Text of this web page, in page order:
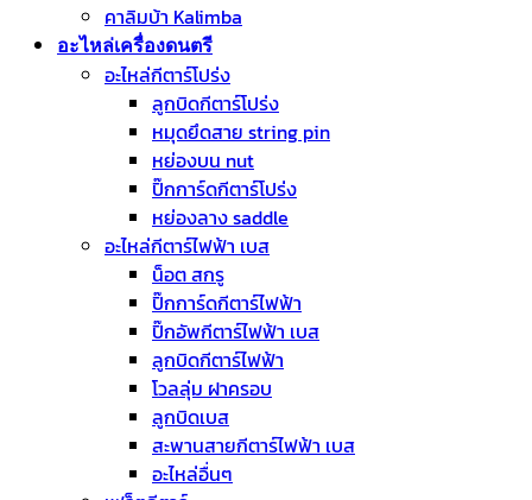
คาลิมบ้า Kalimba
อะไหล่เครื่องดนตรี
อะไหล่กีตาร์โปร่ง
ลูกบิดกีตาร์โปร่ง
หมุดยึดสาย string pin
หย่องบน nut
ปิ๊กการ์ดกีตาร์โปร่ง
หย่องลาง saddle
อะไหล่กีตาร์ไฟฟ้า เบส
น็อต สกรู
ปิ๊กการ์ดกีตาร์ไฟฟ้า
ปิ๊กอัพกีตาร์ไฟฟ้า เบส
ลูกบิดกีตาร์ไฟฟ้า
โวลลุ่ม ฝาครอบ
ลูกบิดเบส
สะพานสายกีตาร์ไฟฟ้า เบส
อะไหล่อื่นๆ